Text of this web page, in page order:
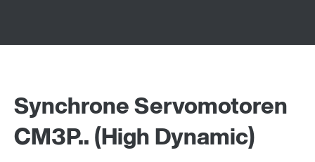
Synchrone Servomotoren
CM3P..(High Dynamic)